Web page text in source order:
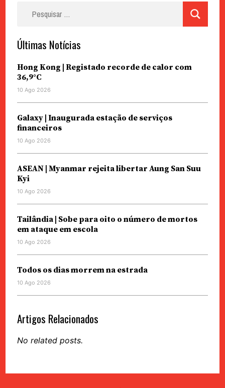
Últimas Notícias
Hong Kong | Registado recorde de calor com
36,9°C
10 Ago 2026
Galaxy | Inaugurada estação de serviços
financeiros
10 Ago 2026
ASEAN | Myanmar rejeita libertar Aung San Suu
Kyi
10 Ago 2026
Tailândia | Sobe para oito o número de mortos
em ataque em escola
10 Ago 2026
Todos os dias morrem na estrada
10 Ago 2026
Artigos Relacionados
No related posts.